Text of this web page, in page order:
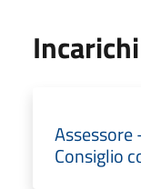
Incarichi
Assessore
Consiglio